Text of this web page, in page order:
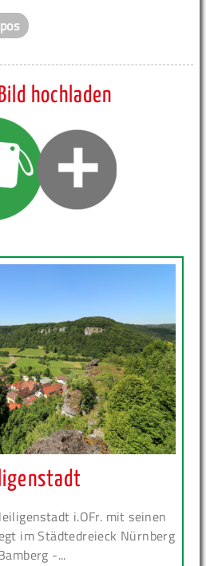
hochladen
i.OFr. mit seinen
im Städtedreieck Nürnberg
-...